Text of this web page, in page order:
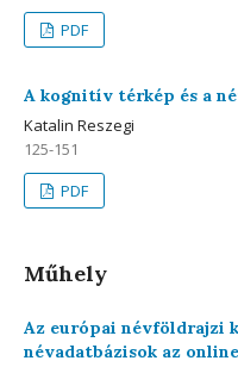
PDF
A kognitív térkép és a
Katalin Reszegi
125-151
PDF
Műhely
Az európai névföldrajzi
névadatbázisok az